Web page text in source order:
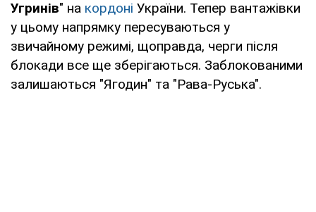
Угринів" на кордоні України. Тепер вантажівки
у цьому напрямку пересуваються у
звичайному режимі, щоправда, черги після
блокади все ще зберігаються. Заблокованими
залишаються "Ягодин" та "Рава-Руська".